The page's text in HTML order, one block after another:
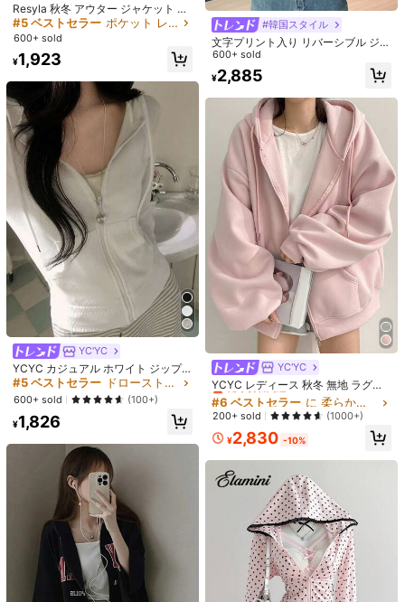
¥67 節約
7ペア ナチュラル高密度つけまつ
げ、長さ6-15mm、太さ0.03-0.07m
m、C&Dカール、ドールルック、コ
スプレ&アニメメイクに最適、簡単装
着&再利用可能、デイリーメイク&特
別な機会に最適
売り切れ間近！
2.1k+ sold
267 -20% 残り2日
調理師用エプロン カスタマイズ可能
ポケット付き 調整可能なストラッ
プ、テキスト、ロゴ、名前、グラフ
ィックスのカスタマイズ可能、クロ
スデザイン、レストラン、フードサ
ービス、カフェに適しています
100+ sold
480
女性用 夏用 アイスシルク 通気性ラ
ンニングパンツ、ジッパーポケット&
伸縮ウエストバンド付き軽量クイッ
クドライスポーツパンツ、フィット
ネス&ジョギング春用
(1000+)
1,151 -13%
Resyla 秋冬 アウター ジャケット 学
校 カジュアル スポーツウェア ホリ
デー ウィンター 多機能 ファッショ
ス ロングスリーブ カーディガン ス
ウェットシャツ グレー パターンデザ
イン ドット柄 レタープリント レデ
ィース フード付き長袖ジップアップ
ジャケット
#5 ベストセラー ポケット レディーススウェットシャツ
600+ sold
¥1,923
YC'YC
YCYC カジュアル ホワイト ジップ
アップ フーデッド スウェットシャツ
レディース ニッチ スリムフィット
多用途 スポーティー ショートジャケ
ット
#5 ベストセラー ドローストリング レディーススウェットシャツ
600+ sold (100+)
¥1,826
#韓国スタイル
文字プリント入り リバーシブル ジッ
プアップパーカー カジュアル ルーズ
長袖 トップス ブラック 春秋用
600+ sold
¥2,885
YC'YC
YCYC レディース 秋冬 無地 ラグラ
ン 長袖 カジュアル ルーズ ドロース
トリング フリース スウェットシャツ
#6 ベストセラー
売り切れ間近！
#6 ベストセラー
売り切れ間近！
#6 ベストセラー
売り切れ間近！
#6 ベストセラー
売り切れ間近！
200+ sold (1000+)
¥2,830 -10%